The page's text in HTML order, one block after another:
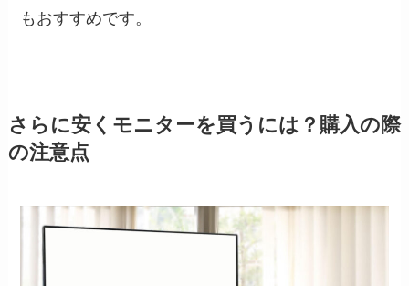
もおすすめです。
さらに安くモニターを買うには？購入の際
の注意点